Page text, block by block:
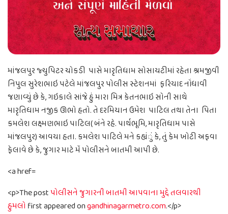
માંજલપુર જ્યુપિટર ચોકડી પાસે મારૃતિધામ સોસાયટીમાં રહેતા શ્રમજીવી
નિપુલ સુરેશભાઇ પટેલે માંજલપુર પોલીસ સ્ટેશનમાં ફરિયાદ નોંધાવી
જણાવ્યું છે કે, ગઇકાલે સાંજે હું મારા મિત્ર કેતનભાઇ સોની સાથે
મારૃતિધામ નજીક ઊભો હતો. તે દરમિયાન ઉમેશ પાટિલ તથા તેના પિતા
કમલેશ લક્ષ્મણભાઇ પાટિલ( બંને રહે. પાર્થભૂમિ, મારૃતિધામ પાસે
માંજલપુર) આવયા હતા. કમલેશ પાટિલે મને કહ્યંું કે, તું કેમ ખોટી અફવા
ફેલાવે છે કે, જુગાર માટે મેં પોલીસને બાતમી આપી છે.
<a href=
<p>The postપોલીસને જુગારની બાતમી આપવાના મુદ્દે તલવારથી
હુમલો first appeared ongandhinagarmetro.com.</p>